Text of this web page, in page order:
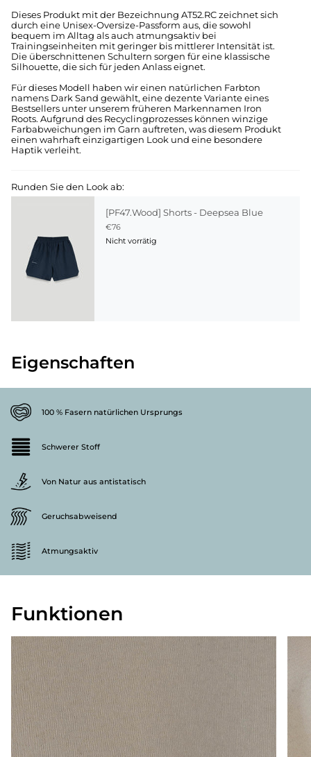
Dieses Produkt mit der Bezeichnung AT52.RC zeichnet sich
durch eine Unisex-Oversize-Passform aus, die sowohl
bequem im Alltag als auch atmungsaktiv bei
Trainingseinheiten mit geringer bis mittlerer Intensität ist.
Die überschnittenen Schultern sorgen für eine klassische
Silhouette, die sich für jeden Anlass eignet.
Für dieses Modell haben wir einen natürlichen Farbton
namens Dark Sand gewählt, eine dezente Variante eines
Bestsellers unter unserem früheren Markennamen Iron
Roots. Aufgrund des Recyclingprozesses können winzige
Farbabweichungen im Garn auftreten, was diesem Produkt
einen wahrhaft einzigartigen Look und eine besondere
Haptik verleiht.
Runden Sie den Look ab:
[PF47.Wood] Shorts - Deepsea Blue
€76
Nicht vorrätig
Eigenschaften
100 % Fasern natürlichen Ursprungs
Schwerer Stoff
Von Natur aus antistatisch
Geruchsabweisend
Atmungsaktiv
Funktionen